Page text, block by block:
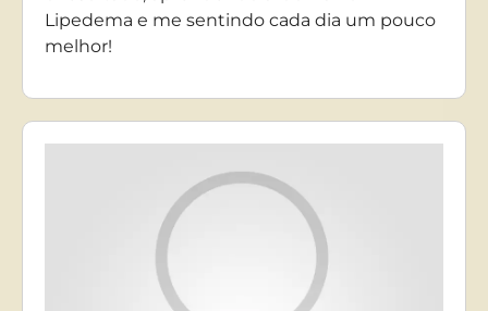
Lipedema e me sentindo cada dia um pouco
melhor!